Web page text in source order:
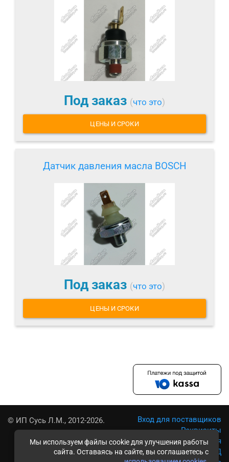
Мы используем файлы cookie для улучшения работы
сайта. Оставаясь на сайте, вы соглашаетесь с
Под заказ (что это)
ЦЕНЫ И СРОКИ
Датчик давления масла BOSCH
Под заказ (что это)
ЦЕНЫ И СРОКИ
© ИП Сусь Л.М., 2012-2026.
Вход для поставщиков
Реквизиты
Условия использования
Политика обработки ПД